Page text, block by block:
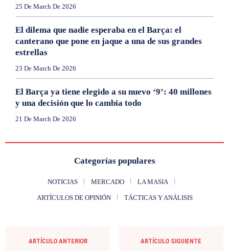
25 De March De 2026
El dilema que nadie esperaba en el Barça: el
canterano que pone en jaque a una de sus grandes
estrellas
23 De March De 2026
El Barça ya tiene elegido a su nuevo ‘9’: 40 millones
y una decisión que lo cambia todo
21 De March De 2026
Categorías populares
NOTICIAS MERCADO LA MASIA
ARTÍCULOS DE OPINIÓN TÁCTICAS Y ANÁLISIS
ARTÍCULO ANTERIOR ARTÍCULO SIGUIENTE